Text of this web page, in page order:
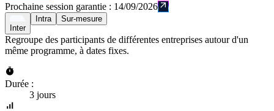
Prochaine session garantie : 14/09/2026
Inter
Intra Sur-mesure
Regroupe des participants de différentes entreprises autour d'un
même programme, à dates fixes.
Durée :
3 jours